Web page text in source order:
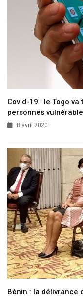
Covid-19 : le Togo
personnes
8 avril 2020
Bénin : la délivrance